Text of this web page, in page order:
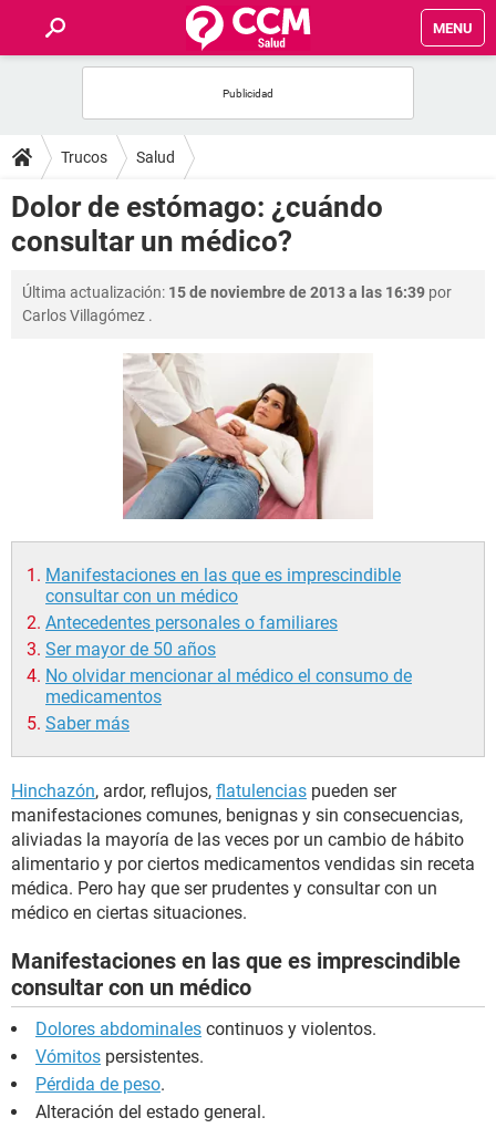
MENU
FOROS
SALUD
FAMILIA
NUTRICIÓN
Trucos Salud
Dolor de estómago: ¿cuándo
consultar un médico?
Última actualización: 15 de noviembre de 2013 a las 16:39 por
Carlos Villagómez .
Manifestaciones en las que es imprescindible
consultar con un médico
Antecedentes personales o familiares
Ser mayor de 50 años
No olvidar mencionar al médico el consumo de
medicamentos
Saber más
Hinchazón, ardor, reflujos, flatulencias pueden ser
manifestaciones comunes, benignas y sin consecuencias,
aliviadas la mayoría de las veces por un cambio de hábito
alimentario y por ciertos medicamentos vendidas sin receta
médica. Pero hay que ser prudentes y consultar con un
médico en ciertas situaciones.
Manifestaciones en las que es imprescindible
consultar con un médico
Dolores abdominales continuos y violentos.
Vómitos persistentes.
Pérdida de peso.
Alteración del estado general.